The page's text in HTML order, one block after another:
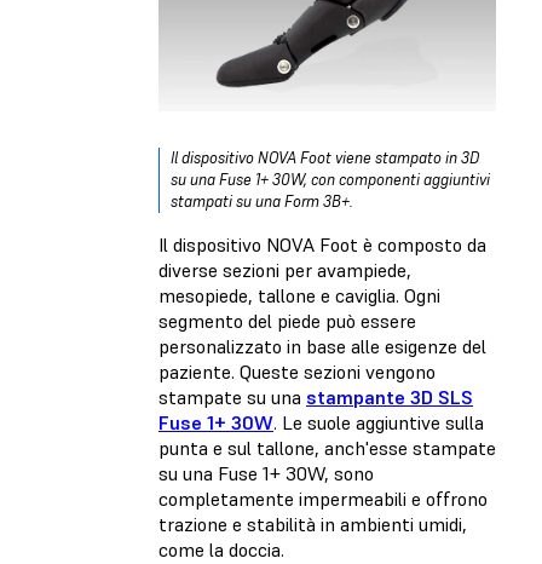
Il dispositivo NOVA Foot viene stampato in 3D
su una Fuse 1+ 30W, con componenti aggiuntivi
stampati su una Form 3B+.
Il dispositivo NOVA Foot è composto da
diverse sezioni per avampiede,
mesopiede, tallone e caviglia. Ogni
segmento del piede può essere
personalizzato in base alle esigenze del
paziente. Queste sezioni vengono
stampate su una stampante 3D SLS
Fuse 1+ 30W. Le suole aggiuntive sulla
punta e sul tallone, anch'esse stampate
su una Fuse 1+ 30W, sono
completamente impermeabili e offrono
trazione e stabilità in ambienti umidi,
come la doccia.